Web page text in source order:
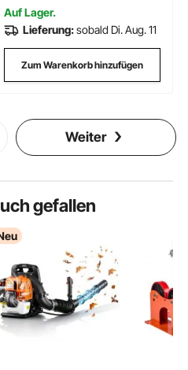
Auf Lager.
Lieferung:sobald Di. Aug. 11
Zum Warenkorb hinzufügen
Weiter
gefallen